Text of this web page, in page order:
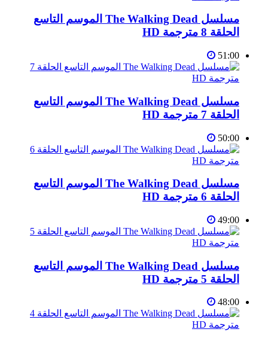
مسلسل The Walking Dead الموسم التاسع
الحلقة 8 مترجمة HD
51:00
مسلسل The Walking Dead الموسم التاسع
الحلقة 7 مترجمة HD
50:00
مسلسل The Walking Dead الموسم التاسع
الحلقة 6 مترجمة HD
49:00
مسلسل The Walking Dead الموسم التاسع
الحلقة 5 مترجمة HD
48:00